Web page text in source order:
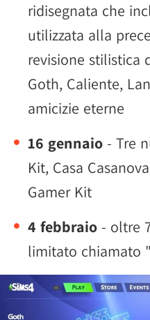
ridisegnata che
utilizzata alla
revisione stilistica
Goth, Caliente,
amicizie eterne
16 gennaio - Tre
Kit, Casa
Gamer Kit
4 febbraio - oltre
limitato chiamato